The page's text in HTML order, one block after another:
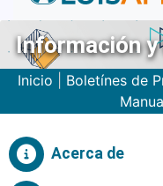
Información y
Inicio Boletínes de
Acerca de